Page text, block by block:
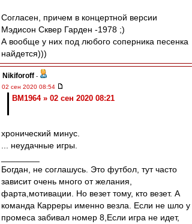
Согласен, причем в концертной версии
Мэдисон Сквер Гарден -1978 ;)
А вообще у них под любого соперника песенка
найдется)))
Nikiforoff -
02 сен 2020 08:54
BM1964 » 02 сен 2020 08:21
хронический минус.
... неудачные игры.
Богдан, не соглашусь. Это футбол, тут часто
зависит очень много от желания,
фарта,мотивации. Но везет тому, кто везет. А
команда Карреры именно везла. Если не шло у
промеса забивал номер 8,Если игра не идет,